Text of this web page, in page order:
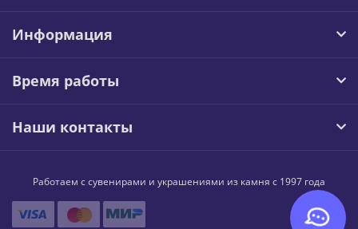
Информация
Время работы
Наши контакты
Работаем с сувенирами и украшениями из камня с 1997 года